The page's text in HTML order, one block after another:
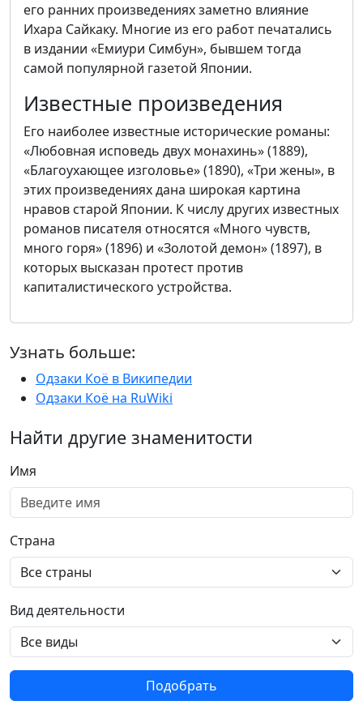
его ранних произведениях заметно влияние
Ихара Сайкаку. Многие из его работ печатались
в издании «Емиури Симбун», бывшем тогда
самой популярной газетой Японии.
Известные произведения
Его наиболее известные исторические романы:
«Любовная исповедь двух монахинь» (1889),
«Благоухающее изголовье» (1890), «Три жены», в
этих произведениях дана широкая картина
нравов старой Японии. К числу других известных
романов писателя относятся «Много чувств,
много горя» (1896) и «Золотой демон» (1897), в
которых высказан протест против
капиталистического устройства.
Узнать больше:
Одзаки Коё в Википедии
Одзаки Коё на RuWiki
Найти другие знаменитости
Имя
Страна
Вид деятельности
Подобрать